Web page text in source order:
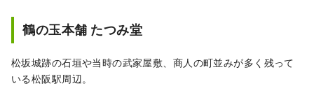
鶴の玉本舗 たつみ堂
松坂城跡の石垣や当時の武家屋敷、商人の町並みが多く残って
いる松阪駅周辺。